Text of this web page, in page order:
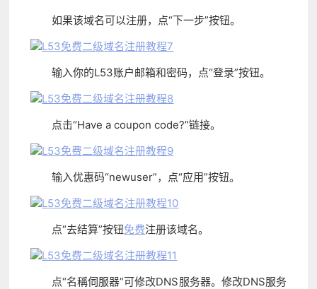
如果该域名可以注册，点“下一步”按钮。
输入你的L53账户邮箱和密码，点“登录”按钮。
点击“Have a coupon code?”链接。
输入优惠码“newuser”，点“应用”按钮。
点“去结算”按钮免费注册该域名。
点“名稱伺服器”可修改DNS服务器。修改DNS服务